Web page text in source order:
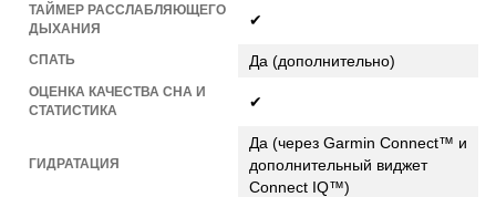
ТАЙМЕР РАССЛАБЛЯЮЩЕГО
ДЫХАНИЯ
✔
СПАТЬ Да (дополнительно)
ОЦЕНКА КАЧЕСТВА СНА И
СТАТИСТИКА
✔
ГИДРАТАЦИЯ
Да (через Garmin Connect™ и
дополнительный виджет
Connect IQ™)